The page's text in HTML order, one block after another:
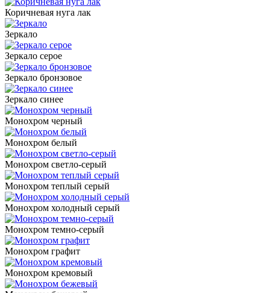
Коричневая нуга лак
Зеркало
Зеркало серое
Зеркало бронзовое
Зеркало синее
Монохром черный
Монохром белый
Монохром светло-серый
Монохром теплый серый
Монохром холодный серый
Монохром темно-серый
Монохром графит
Монохром кремовый